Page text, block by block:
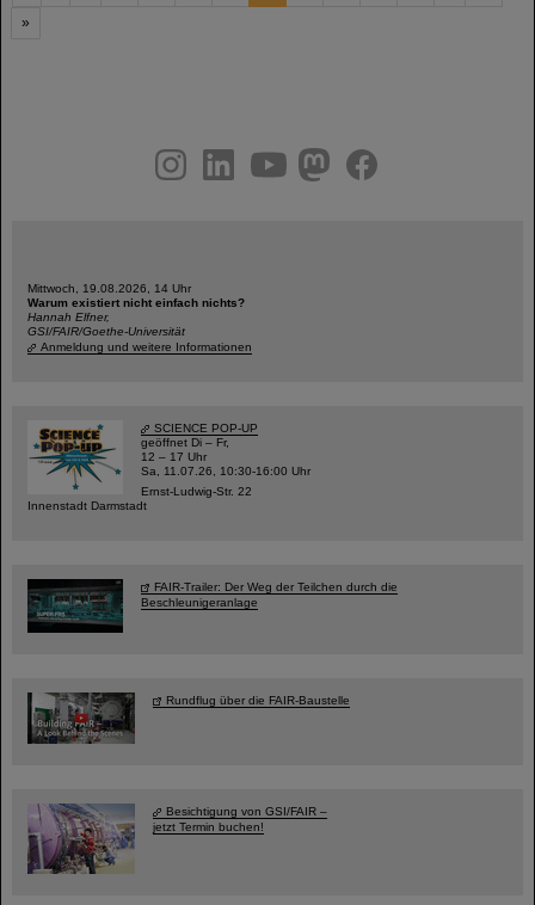
»
youtubehelmholtz.socialfacebook
Mittwoch, 19.08.2026, 14 Uhr
Warum existiert nicht einfach nichts?
Hannah Elfner,
GSI/FAIR/Goethe-Universität
Anmeldung und weitere Informationen
SCIENCE POP-UP
geöffnet Di – Fr,
12 – 17 Uhr
Sa, 11.07.26, 10:30-16:00 Uhr
Ernst-Ludwig-Str. 22
Innenstadt Darmstadt
FAIR-Trailer: Der Weg der Teilchen durch die
Beschleunigeranlage
Rundflug über die FAIR-Baustelle
Besichtigung von GSI/FAIR –
jetzt Termin buchen!